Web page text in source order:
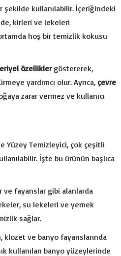
kullanılabilir. İçeriğindeki
kirleri ve lekeleri
hoş bir temizlik kokusu
özelliklergöstererek,
yardımcı olur. Ayrıca, çevre
zarar vermez ve kullanıcı
Yüzey Temizleyici, çok çeşitli
İşte bu ürünün başlıca
ve fayanslar gibi alanlarda
su lekeleri ve yemek
sağlar.
klozet ve banyo fayanslarında
kullanılan banyo yüzeylerinde